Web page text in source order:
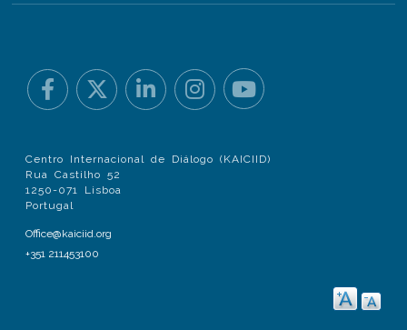
Centro Internacional de Diálogo (KAICIID)
Rua Castilho 52
1250-071 Lisboa
Portugal
Office@kaiciid.org
+351 211453100